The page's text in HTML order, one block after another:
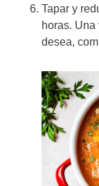
Tapar y
horas.
desea,